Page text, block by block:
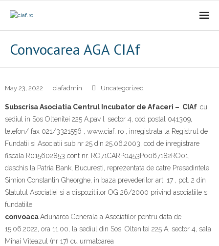
- Prezentare
- Misiune
- Cariere
- Comunicat
Firme incubate
Contact
Convocarea AGA CIAf
May 23, 2022 ciafadmin Uncategorized
Subscrisa Asociatia Centrul Incubator de Afaceri – CIAf cu
sediul in Sos Oltenitei 225 A,pav I, sector 4, cod postal 041309,
telefon/ fax 021/3321556 , www.ciaf. ro , inregistrata la Registrul de
Fundatii si Asociatii sub nr 25 din 25.06.2003, cod de inregistrare
fiscala R015602853 cont nr. RO71CARP0453P0067182RO01,
deschis la Patria Bank, Bucuresti, reprezentata de catre Presedintele
Simion Constantin Gheorghe, in baza prevederilor art. 17 , pct. 2 din
Statutul Asociatiei si a dispozitiilor OG 26/2000 privind asociatiile si
fundatiile,
convoacaAdunarea Generala a Asociatilor pentru data de
15.06.2022, ora 11.00, la sediul din Sos. Oltenitei 225 A, sector 4, sala
Mihai Viteazul (nr 17) cu urmatoarea